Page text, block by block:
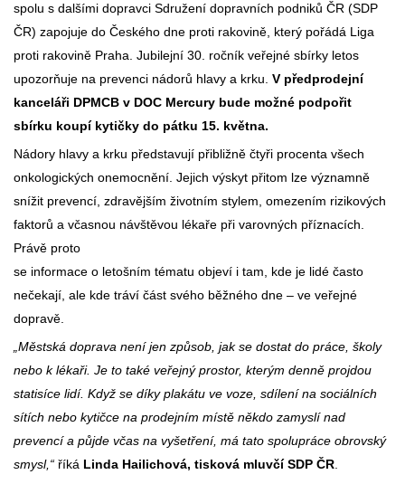
spolu s dalšími dopravci Sdružení dopravních podniků ČR (SDP
ČR) zapojuje do Českého dne proti rakovině, který pořádá Liga
proti rakovině Praha. Jubilejní 30. ročník veřejné sbírky letos
upozorňuje na prevenci nádorů hlavy a krku. V předprodejní
kanceláři DPMCB v DOC Mercury bude možné podpořit
sbírku koupí kytičky do pátku 15. května.
Nádory hlavy a krku představují přibližně čtyři procenta všech
onkologických onemocnění. Jejich výskyt přitom lze významně
snížit prevencí, zdravějším životním stylem, omezením rizikových
faktorů a včasnou návštěvou lékaře při varovných příznacích.
Právě proto
se informace o letošním tématu objeví i tam, kde je lidé často
nečekají, ale kde tráví část svého běžného dne – ve veřejné
dopravě.
„Městská doprava není jen způsob, jak se dostat do práce, školy
nebo k lékaři. Je to také veřejný prostor, kterým denně projdou
statisíce lidí. Když se díky plakátu ve voze, sdílení na sociálních
sítích nebo kytičce na prodejním místě někdo zamyslí nad
prevencí a půjde včas na vyšetření, má tato spolupráce obrovský
smysl,“ říká Linda Hailichová, tisková mluvčí SDP ČR